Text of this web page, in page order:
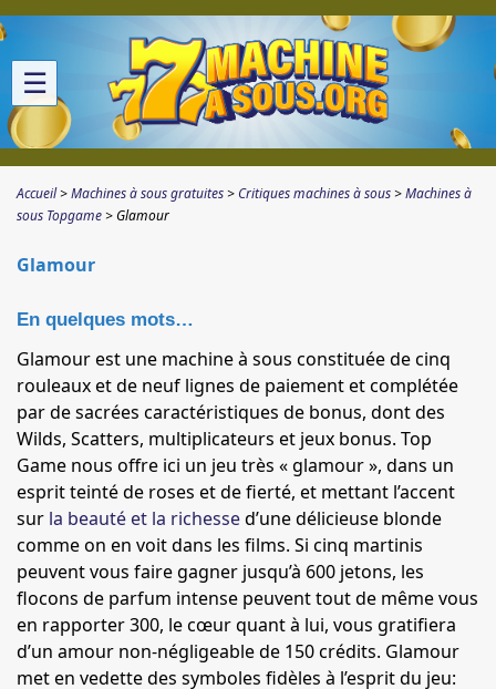
☰
Accueil Machines à sous gratuites Critiques machines à sous
Machines à
sous Topgame
Glamour
Glamour
En quelques mots…
Glamour est une machine à sous constituée de cinq
rouleaux et de neuf lignes de paiement et complétée
par de sacrées caractéristiques de bonus, dont des
Wilds, Scatters, multiplicateurs et jeux bonus. Top
Game nous offre ici un jeu très « glamour », dans un
esprit teinté de roses et de fierté, et mettant l’accent
sur la beauté et la richessed’une délicieuse blonde
comme on en voit dans les films. Si cinq martinis
peuvent vous faire gagner jusqu’à 600 jetons, les
flocons de parfum intense peuvent tout de même vous
en rapporter 300, le cœur quant à lui, vous gratifiera
d’un amour non-négligeable de 150 crédits. Glamour
met en vedette des symboles fidèles à l’esprit du jeu: